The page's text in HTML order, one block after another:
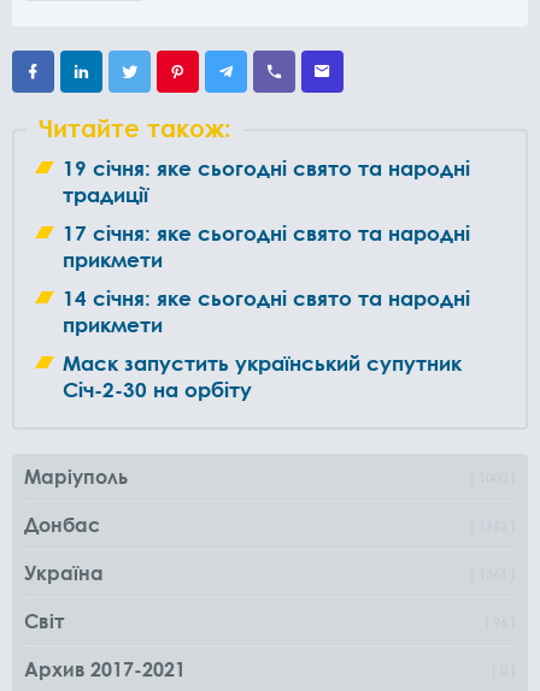
Читайте також:
19 січня: яке сьогодні свято та народні
традиції
17 січня: яке сьогодні свято та народні
прикмети
14 січня: яке сьогодні свято та народні
прикмети
Маск запустить український супутник
Січ-2-30 на орбіту
Маріуполь
Донбас
Україна
Світ
Архив 2017-2021